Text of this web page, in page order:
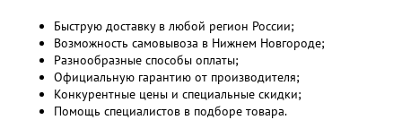
Быструю доставку в любой регион России;
Возможность самовывоза в Нижнем Новгороде;
Разнообразные способы оплаты;
Официальную гарантию от производителя;
Конкурентные цены и специальные скидки;
Помощь специалистов в подборе товара.